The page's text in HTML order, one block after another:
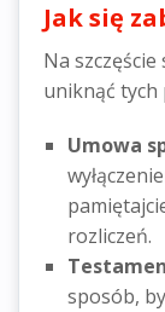
Jak się
Na
uniknąć tych
Umowa
rozliczeń.
sposób,